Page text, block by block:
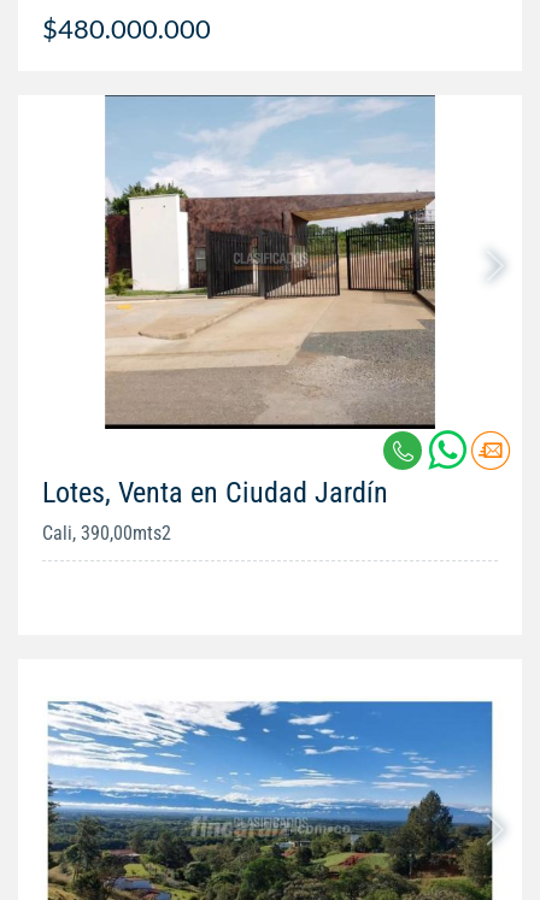
$480.000.000
Lotes, Venta en Ciudad Jardín
Cali, 390,00mts2